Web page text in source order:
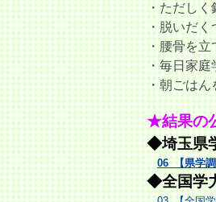
・ただしく
・脱いだく
・腰骨を立
・毎日家庭
・朝ごはん
★結果の
◆埼玉県
06_【県学
◆全国学